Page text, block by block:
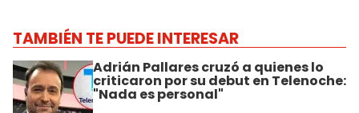
TAMBIÉN TE PUEDE INTERESAR
Adrián Pallares cruzó a quienes lo
criticaron por su debut en Telenoche:
"Nada es personal"